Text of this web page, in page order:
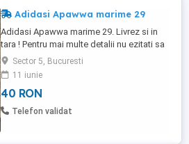
Adidasi Apawwa marime 29
Adidasi Apawwa marime 29. Livrez si in
tara ! Pentru mai multe detalii nu ezitati sa
ma contactati !
Sector 5, Bucuresti
11 iunie
40 RON
Telefon validat